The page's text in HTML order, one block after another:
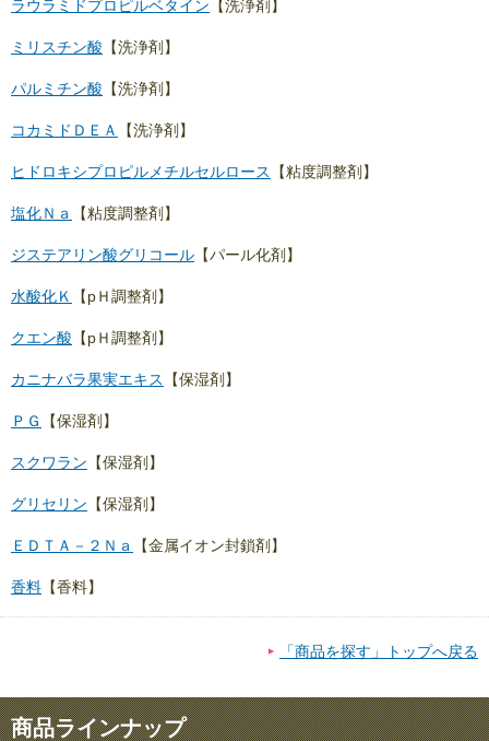
ラウラミドプロピルベタイン 【洗浄剤】
ミリスチン酸 【洗浄剤】
パルミチン酸 【洗浄剤】
コカミドＤＥＡ 【洗浄剤】
ヒドロキシプロピルメチルセルロース 【粘度調整剤】
塩化Ｎａ 【粘度調整剤】
ジステアリン酸グリコール 【パール化剤】
水酸化Ｋ 【pＨ調整剤】
クエン酸 【pＨ調整剤】
カニナバラ果実エキス 【保湿剤】
ＰＧ 【保湿剤】
スクワラン 【保湿剤】
グリセリン 【保湿剤】
ＥＤＴＡ－２Ｎａ 【金属イオン封鎖剤】
香料 【香料】
「商品を探す」トップへ戻る
商品ラインナップ